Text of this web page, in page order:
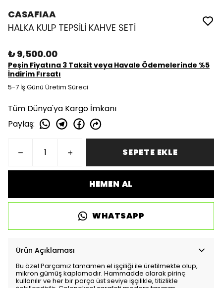
CASAFIAA
HALKA KULP TEPSİLİ KAHVE SETİ
₺ 9,500.00
Peşin Fiyatına 3 Taksit veya Havale Ödemelerinde %5
İndirim Fırsatı
5-7 İş Günü Üretim Süreci
Tüm Dünya'ya Kargo İmkanı
Paylaş:
SEPETE EKLE
HEMEN AL
WHATSAPP
Ürün Açıklaması
Bu özel Parçamız tamamen el işçiliği ile üretilmekte olup,
mikron gümüş kaplamadır. Hammadde olarak pirinç
kullanılır ve her bir parça üst seviye işçilikle, titizlikle